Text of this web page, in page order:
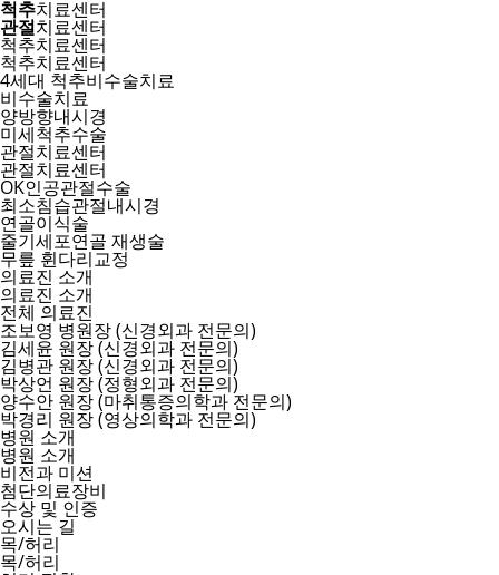
척추치료센터
관절치료센터
척추치료센터
척추치료센터
4세대 척추비수술치료
비수술치료
양방향내시경
미세척추수술
관절치료센터
관절치료센터
OK인공관절수술
최소침습관절내시경
연골이식술
줄기세포연골 재생술
무릎 휜다리교정
의료진 소개
의료진 소개
전체 의료진
조보영 병원장 (신경외과 전문의)
김세윤 원장 (신경외과 전문의)
김병관 원장 (신경외과 전문의)
박상언 원장 (정형외과 전문의)
양수안 원장 (마취통증의학과 전문의)
박경리 원장 (영상의학과 전문의)
병원 소개
병원 소개
비전과 미션
첨단의료장비
수상 및 인증
오시는 길
목/허리
목/허리